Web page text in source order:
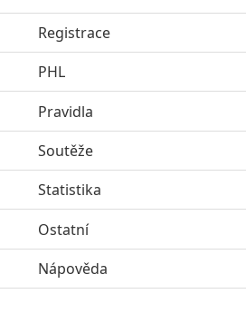
Registrace
PHL
Pravidla
Soutěže
Statistika
Ostatníclick to expand contents
Nápověda